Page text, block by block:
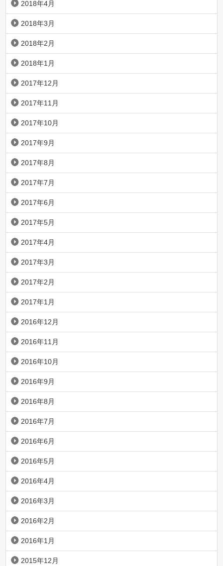
2018年4月
2018年3月
2018年2月
2018年1月
2017年12月
2017年11月
2017年10月
2017年9月
2017年8月
2017年7月
2017年6月
2017年5月
2017年4月
2017年3月
2017年2月
2017年1月
2016年12月
2016年11月
2016年10月
2016年9月
2016年8月
2016年7月
2016年6月
2016年5月
2016年4月
2016年3月
2016年2月
2016年1月
2015年12月